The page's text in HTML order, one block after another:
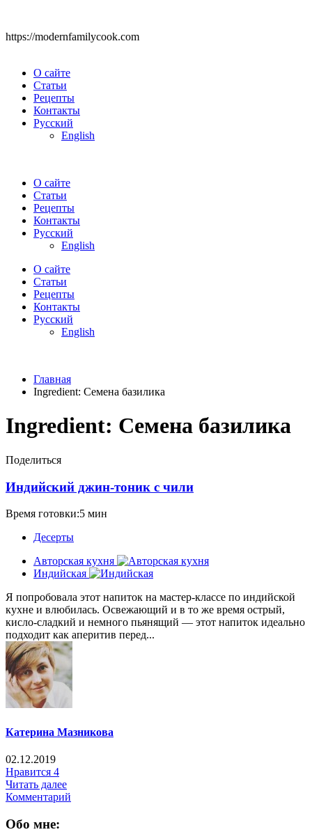
https://modernfamilycook.com
О сайте
Статьи
Рецепты
Контакты
Русский
English
О сайте
Статьи
Рецепты
Контакты
Русский
English
О сайте
Статьи
Рецепты
Контакты
Русский
English
Главная
Ingredient: Семена базилика
Ingredient: Семена базилика
Поделиться
Индийский джин-тоник с чили
Время готовки:5 мин
Десерты
Авторская кухня
Индийская
Я попробовала этот напиток на мастер-классе по индийской
кухне и влюбилась. Освежающий и в то же время острый,
кисло-сладкий и немного пьянящий — этот напиток идеально
подходит как аперитив перед...
Катерина Мазникова
02.12.2019
Нравится 4
Читать далее
Комментарий
Обо мне: